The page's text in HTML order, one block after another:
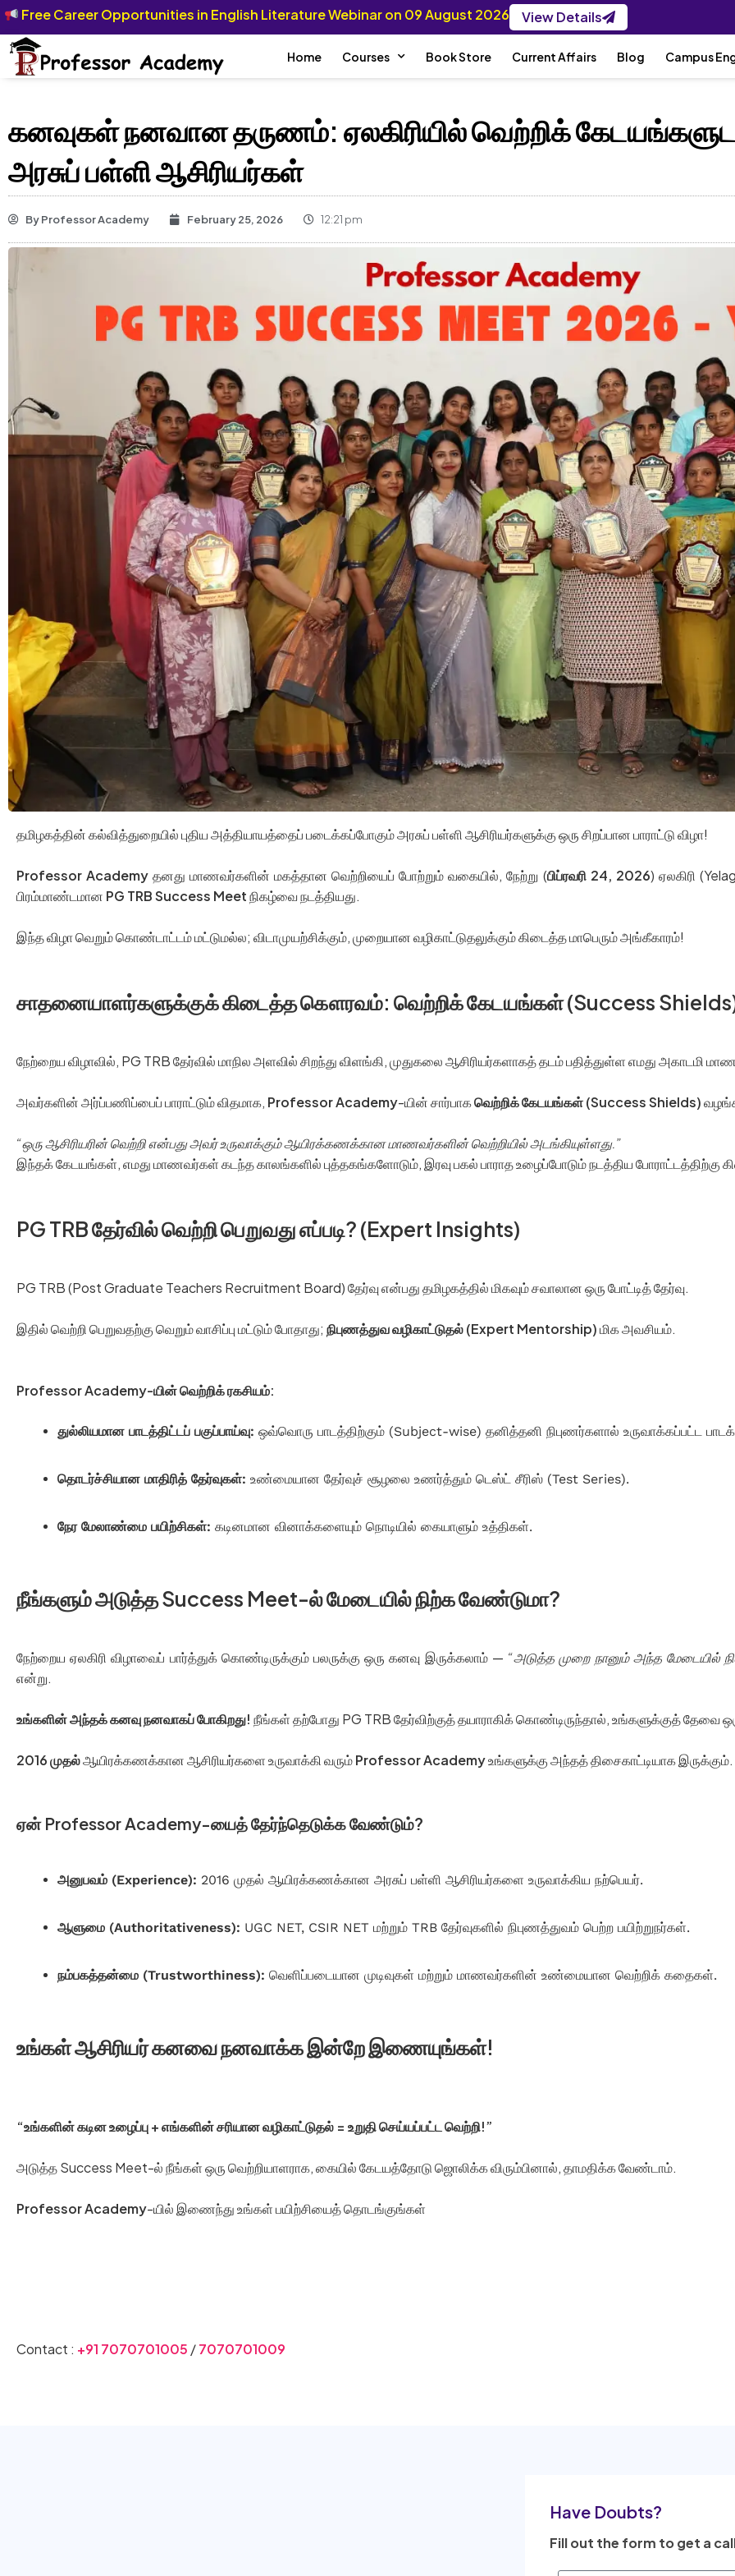
Free Career Opportunities in English Literature Webinar on 09 August 2026 View Details
Home Courses Book Store Current Affairs Blog Campus
கனவுகள் நனவான தருணம்: ஏலகிரியில் வெற்றிக்
அரசுப் பள்ளி ஆசிரியர்கள்
ByProfessor Academy February 25, 2026 12:21 pm
தமிழகத்தின் கல்வித்துறையில் புதிய அத்தியாயத்தைப் படைக்கப்போகும் அரசுப் பள்ளி ஆசிரியர்களுக்கு ஒரு சிறப்பான பாராட்டு விழா!
Professor Academy தனது மாணவர்களின் மகத்தான வெற்றியைப் போற்றும் வகையில், நேற்று (பிப்ரவரி 24, 2026) ஏலகிரி
பிரம்மாண்டமான PG TRB Success Meetநிகழ்வை நடத்தியது.
இந்த விழா வெறும் கொண்டாட்டம் மட்டுமல்ல; விடாமுயற்சிக்கும், முறையான வழிகாட்டுதலுக்கும் கிடைத்த மாபெரும் அங்கீகாரம்!
சாதனையாளர்களுக்குக் கிடைத்த கௌரவம்: வெற்றிக் கேடயங்கள் (Success
நேற்றைய விழாவில், PG TRB தேர்வில் மாநில அளவில் சிறந்து விளங்கி, முதுகலை ஆசிரியர்களாகத் தடம் பதித்துள்ள எமது அகாடமி
அவர்களின் அர்ப்பணிப்பைப் பாராட்டும் விதமாக, Professor Academy-யின் சார்பாகவெற்றிக் கேடயங்கள் (Success Shields)
“ஒரு ஆசிரியரின் வெற்றி என்பது அவர் உருவாக்கும் ஆயிரக்கணக்கான மாணவர்களின் வெற்றியில் அடங்கியுள்ளது.”
இந்தக் கேடயங்கள், எமது மாணவர்கள் கடந்த காலங்களில் புத்தகங்களோடும், இரவு பகல் பாராத உழைப்போடும் நடத்திய போராட்டத்திற்கு
PG TRB தேர்வில் வெற்றி பெறுவது எப்படி? (Expert Insights)
PG TRB (Post Graduate Teachers Recruitment Board) தேர்வு என்பது தமிழகத்தில் மிகவும் சவாலான ஒரு போட்டித் தேர்வு.
இதில் வெற்றி பெறுவதற்கு வெறும் வாசிப்பு மட்டும் போதாது; நிபுணத்துவ வழிகாட்டுதல் (Expert Mentorship)மிக அவசியம்.
Professor Academy-யின் வெற்றிக் ரகசியம்:
துல்லியமான பாடத்திட்டப் பகுப்பாய்வு: ஒவ்வொரு பாடத்திற்கும் (Subject-wise) தனித்தனி நிபுணர்களால் உருவாக்கப்பட்ட
தொடர்ச்சியான மாதிரித் தேர்வுகள்: உண்மையான தேர்வுச் சூழலை உணர்த்தும் டெஸ்ட் சீரிஸ் (Test Series).
நேர மேலாண்மை பயிற்சிகள்: கடினமான வினாக்களையும் நொடியில் கையாளும் உத்திகள்.
நீங்களும் அடுத்த Success Meet-ல் மேடையில் நிற்க வேண்டுமா?
நேற்றைய ஏலகிரி விழாவைப் பார்த்துக் கொண்டிருக்கும் பலருக்கு ஒரு கனவு இருக்கலாம் — “அடுத்த முறை நானும் அந்த மேடையில்
என்று.
உங்களின் அந்தக் கனவு நனவாகப் போகிறது! நீங்கள் தற்போது PG TRB தேர்விற்குத் தயாராகிக் கொண்டிருந்தால், உங்களுக்குத் தேவை
2016 முதல்ஆயிரக்கணக்கான ஆசிரியர்களை உருவாக்கி வரும்Professor Academyஉங்களுக்கு அந்தத் திசைகாட்டியாக இருக்கும்.
ஏன் Professor Academy-யைத் தேர்ந்தெடுக்க வேண்டும்?
அனுபவம் (Experience): 2016 முதல் ஆயிரக்கணக்கான அரசுப் பள்ளி ஆசிரியர்களை உருவாக்கிய நற்பெயர்.
ஆளுமை (Authoritativeness): UGC NET, CSIR NET மற்றும் TRB தேர்வுகளில் நிபுணத்துவம் பெற்ற பயிற்றுநர்கள்.
நம்பகத்தன்மை (Trustworthiness): வெளிப்படையான முடிவுகள் மற்றும் மாணவர்களின் உண்மையான வெற்றிக் கதைகள்.
உங்கள் ஆசிரியர் கனவை நனவாக்க இன்றே இணையுங்கள்!
“உங்களின் கடின உழைப்பு + எங்களின் சரியான வழிகாட்டுதல் = உறுதி செய்யப்பட்ட வெற்றி!”
அடுத்த Success Meet-ல் நீங்கள் ஒரு வெற்றியாளராக, கையில் கேடயத்தோடு ஜொலிக்க விரும்பினால், தாமதிக்க வேண்டாம்.
Professor Academy-யில் இணைந்து உங்கள் பயிற்சியைத் தொடங்குங்கள்
Contact : +91 7070701005 /7070701009
Have Doubts?
Fill out the form to get a